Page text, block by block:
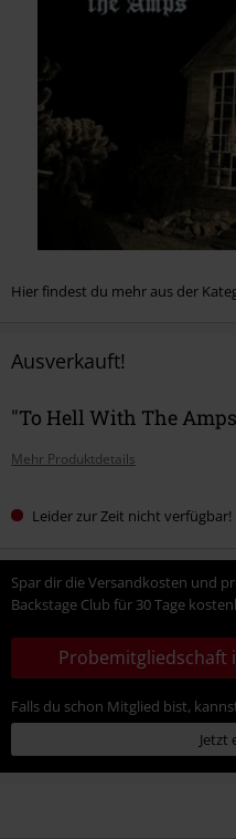
Hier findest du mehr aus der
Ausverkauft!
"To Hell With The
Mehr Produktdetails
Leider zur Zeit nicht verfügbar!
Spar dir die Versandkosten und
Backstage Club für 30 Tage
Probemitgliedschaft
Falls du schon Mitglied bist,
Jetzt